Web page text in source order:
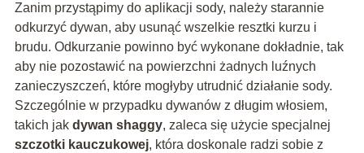
Zanim przystąpimy do aplikacji sody, należy starannie
odkurzyć dywan, aby usunąć wszelkie resztki kurzu i
brudu. Odkurzanie powinno być wykonane dokładnie, tak
aby nie pozostawić na powierzchni żadnych luźnych
zanieczyszczeń, które mogłyby utrudnić działanie sody.
Szczególnie w przypadku dywanów z długim włosiem,
takich jak dywan shaggy, zaleca się użycie specjalnej
szczotki kauczukowej, która doskonale radzi sobie z